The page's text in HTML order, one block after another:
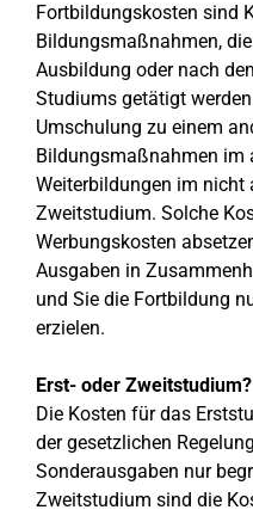
Fortbildungskosten sind
Bildungsmaßnahmen,
Ausbildung oder nach
Studiums getätigt
Umschulung zu einem
Bildungsmaßnahmen im
Weiterbildungen im nicht
Zweitstudium. Solche
Werbungskosten
Ausgaben in
und Sie die Fortbildung
erzielen.
Erst- oder Zweitstudium?
Die Kosten für das
der gesetzlichen
Sonderausgaben nur
Zweitstudium sind die